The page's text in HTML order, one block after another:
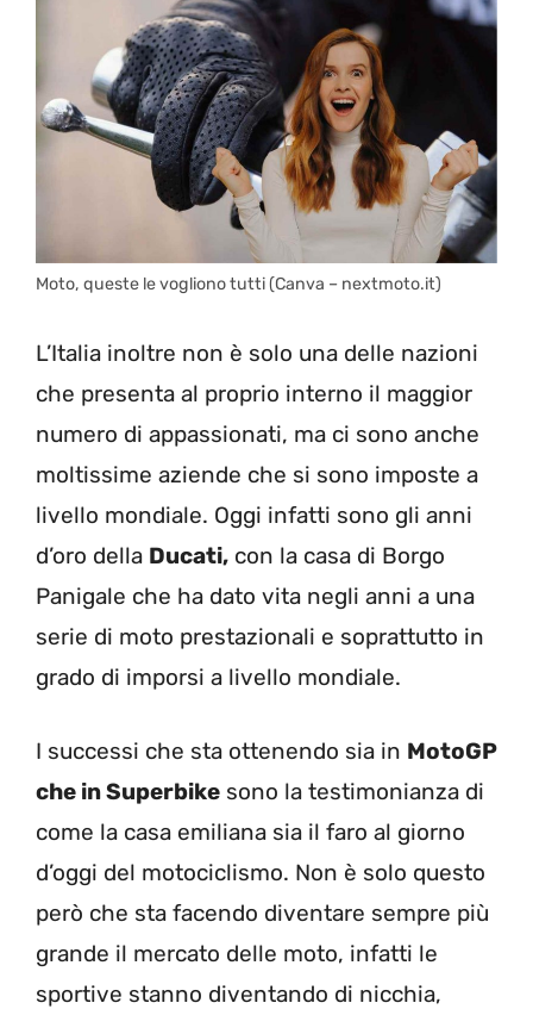
Moto, queste le vogliono tutti (Canva – nextmoto.it)
L’Italia inoltre non è solo una delle nazioni
che presenta al proprio interno il maggior
numero di appassionati, ma ci sono anche
moltissime aziende che si sono imposte a
livello mondiale. Oggi infatti sono gli anni
d’oro della Ducati, con la casa di Borgo
Panigale che ha dato vita negli anni a una
serie di moto prestazionali e soprattutto in
grado di imporsi a livello mondiale.
I successi che sta ottenendo sia in MotoGP
che in Superbike sono la testimonianza di
come la casa emiliana sia il faro al giorno
d’oggi del motociclismo. Non è solo questo
però che sta facendo diventare sempre più
grande il mercato delle moto, infatti le
sportive stanno diventando di nicchia,